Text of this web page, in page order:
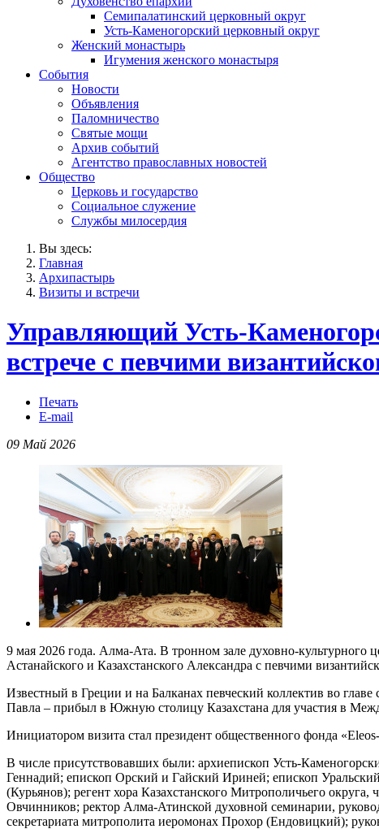
Семипалатинский церковный округ
Усть-Каменогорский церковный округ
Женский монастырь
Игумения женского монастыря
События
Новости
Объявления
Паломничество
Святые мощи
Архив событий
Агентство православных новостей
Общество
Церковь и государство
Социальное служение
Службы милосердия
Вы здесь:
Главная
Архипастырь
Визиты и встречи
Управляющий Усть-
встрече с певчими
Печать
E-mail
09 Май 2026
9 мая 2026 года. Алма-Ата. В тронном зале духовно-культурного
Астанайского и Казахстанского Александра с певчими
Известный в Греции и на Балканах певческий коллектив во
Павла – прибыл в Южную столицу Казахстана для участия в
Инициатором визита стал президент общественного фонда
В числе присутствовавших были: архиепископ Усть-
Геннадий; епископ Орский и Гайский Ириней; епископ
(Курьянов); регент хора Казахстанского Митрополичьего
Овчинников; ректор Алма-Атинской духовной семинарии,
секретариата митрополита иеромонах Прохор (Ендовицкий);